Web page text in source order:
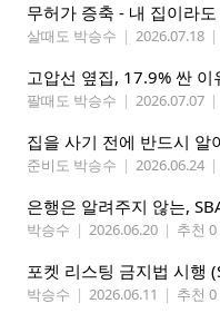
무허가 증축 - 내 집이라
살때도 박승수 | 2026.07.18 |
고압선 옆집, 17.9% 싼 이
팔때도 박승수 | 2026.07.07 |
준비도 박승수 | 2026.06.24 |
박승수 | 2026.06.20 | 추천 0
포켓 리스팅 금지법 시행
박승수 | 2026.06.11 | 추천 0